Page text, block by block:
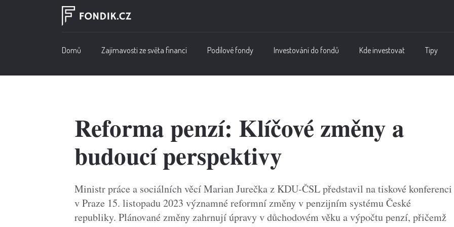
Domů Zajímavosti ze světa financí Podílové fondy Investování do fondů Kde investovat Tipy
Reforma penzí: Klíčové změny a
budoucí perspektivy
Ministr práce a sociálních věcí Marian Jurečka z KDU-ČSL představil na tiskové konferenci
v Praze 15. listopadu 2023 významné reformní změny v penzijním systému České
republiky. Plánované změny zahrnují úpravy v důchodovém věku a výpočtu penzí, přičemž